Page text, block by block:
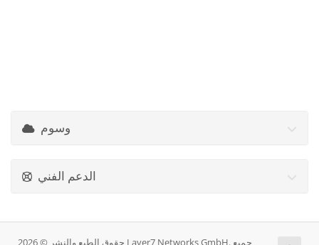
وسوم
الدعم الفني
حقوق الطبع والنشر © 2026 Layer7 Networks GmbH. جميع